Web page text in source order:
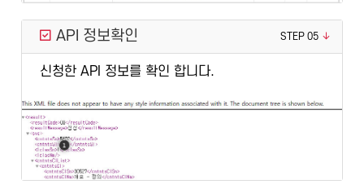
API 정보확인 STEP 05
신청한 API 정보를 확인 합니다.